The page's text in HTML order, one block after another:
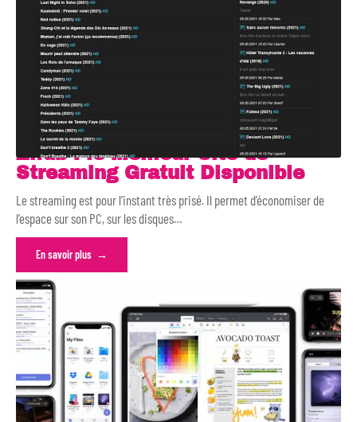
Zifub : le Meilleur Site de
Streaming Gratuit Disponible
Le streaming est pour l’instant très prisé. Il permet d’économiser de
l’espace sur son PC, sur les disques…
En savoir plus